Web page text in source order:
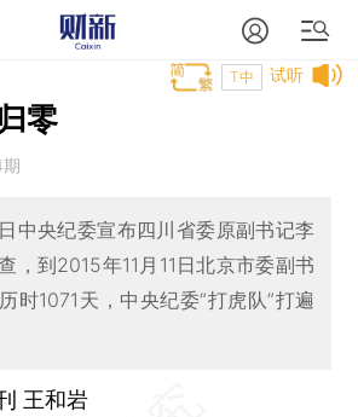
试听
T中
零
中央纪委宣布四川省委原副书记李
，到2015年11月11日北京市委副书
时1071天，中央纪委“打虎队”打遍
王和岩